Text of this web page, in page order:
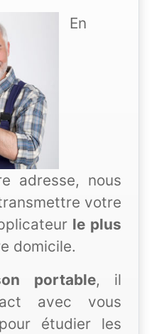
En
adresse, nous
votre
le plus
domicile.
portable, il
avec vous
étudier les